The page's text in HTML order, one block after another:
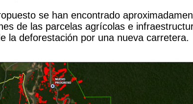
se han encontrado
de las parcelas agrícolas e
la deforestación por una nueva carretera.